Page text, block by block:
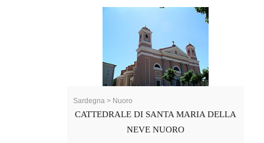
Sardegna > Nuoro
CATTEDRALE DI SANTA MARIA DELLA
NEVE NUORO